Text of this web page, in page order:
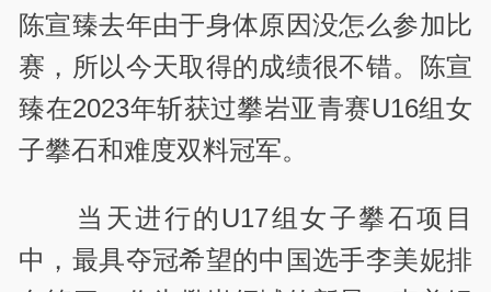
陈宣臻去年由于身体原因没怎么参加比
赛，所以今天取得的成绩很不错。陈宣
臻在2023年斩获过攀岩亚青赛U16组女
子攀石和难度双料冠军。
当天进行的U17组女子攀石项目
中，最具夺冠希望的中国选手李美妮排